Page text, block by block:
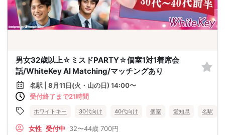
男女32歳以上☆ミスドPARTY☆個室1対1着席会
話/WhiteKey AI Matching/マッチングあり
名駅 | 8月11日(火・山の日) 14:00〜
受付終了まで21時間
ホワイトキー 30代向け 40代向け 個室 愛知県 名駅
女性 受付中 32〜44歳 700円